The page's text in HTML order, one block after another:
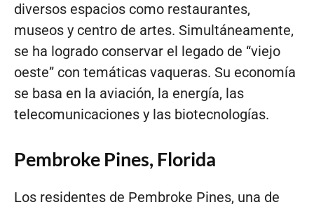
diversos espacios como restaurantes,
museos y centro de artes. Simultáneamente,
se ha logrado conservar el legado de “viejo
oeste” con temáticas vaqueras. Su economía
se basa en la aviación, la energía, las
telecomunicaciones y las biotecnologías.
Pembroke Pines, Florida
Los residentes de Pembroke Pines, una de